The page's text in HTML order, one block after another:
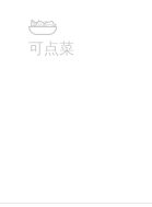

可点菜